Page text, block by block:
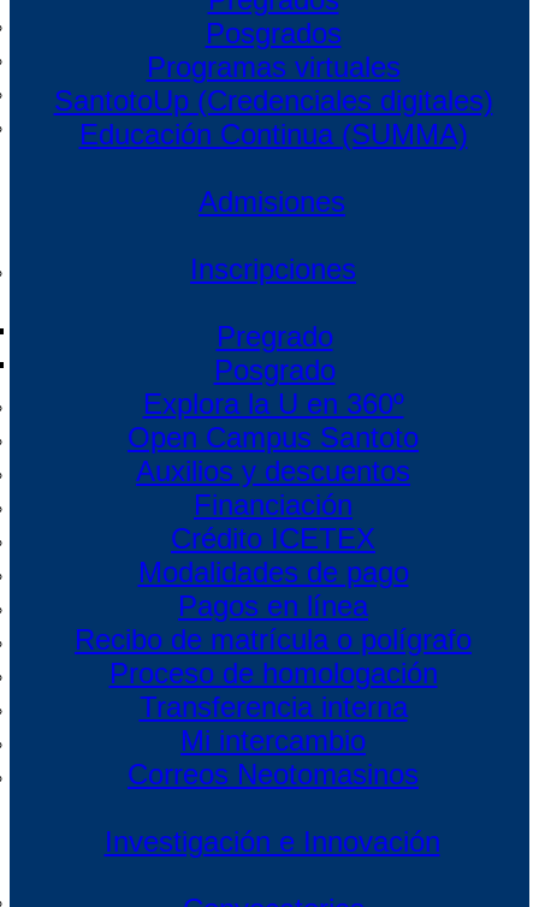
Posgrados
Programas virtuales
SantotoUp (Credenciales digitales)
Educación Continua (SUMMA)
Admisiones
Inscripciones
Pregrado
Posgrado
Explora la U en 360º
Open Campus Santoto
Auxilios y descuentos
Financiación
Crédito ICETEX
Modalidades de pago
Pagos en línea
Recibo de matrícula o polígrafo
Proceso de homologación
Transferencia interna
Mi intercambio
Correos Neotomasinos
Investigación e Innovación